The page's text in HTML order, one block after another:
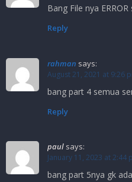
Bang File nya
Reply
rahman says:
August 21, 2021 at 9:26
bang part 4 semua
Reply
paul says:
January 11, 2023 at 2:44
bang part 5nya gk